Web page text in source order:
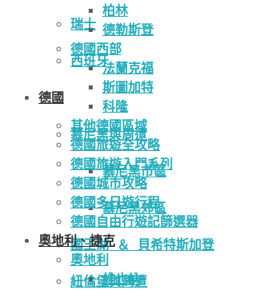
瑞士
西班牙
德國
慕尼黑與周遭
慕尼黑市區
慕尼黑郊區
國王湖 ＆ 貝希特斯加登
紐倫堡與周遭
柏林
德勒斯登
德國西部
法蘭克福
斯圖加特
科隆
其他德國區域
德國旅遊全攻略
德國旅遊入門系列
德國城市攻略
德國多日遊行程
德國自由行遊記篩選器
奧地利、捷克
奧地利
維也納